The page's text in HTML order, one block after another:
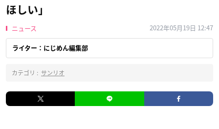
ほしい」
ニュース 2022年05月19日 12:47
ライター：にじめん編集部
カテゴリ : サンリオ